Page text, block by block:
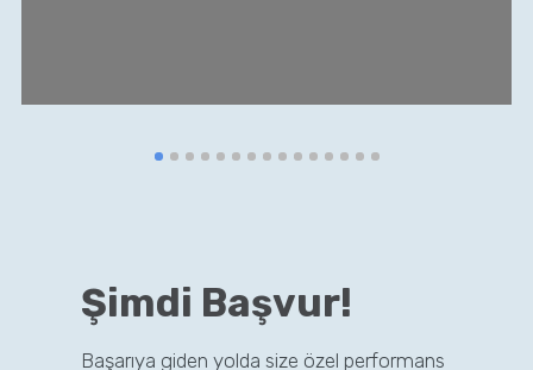
Şimdi Başvur!
Başarıya giden yolda size özel performans